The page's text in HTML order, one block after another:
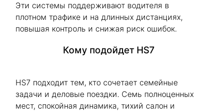
Эти системы поддерживают водителя в
плотном трафике и на длинных дистанциях,
повышая контроль и снижая риск ошибок.
Кому подойдет HS7
HS7 подходит тем, кто сочетает семейные
задачи и деловые поездки. Семь полноценных
мест, спокойная динамика, тихий салон и